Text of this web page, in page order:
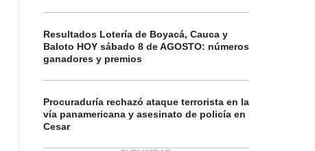
Resultados Lotería de Boyacá, Cauca y
Baloto HOY sábado 8 de AGOSTO: números
ganadores y premios
Procuraduría rechazó ataque terrorista en la
vía panamericana y asesinato de policía en
Cesar